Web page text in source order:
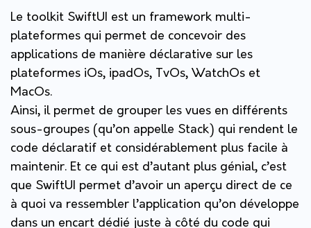
Le toolkit SwiftUI est un framework multi-
plateformes qui permet de concevoir des
applications de manière déclarative sur les
plateformes iOs, ipadOs, TvOs, WatchOs et
MacOs.
Ainsi, il permet de grouper les vues en différents
sous-groupes (qu’on appelle Stack) qui rendent le
code déclaratif et considérablement plus facile à
maintenir. Et ce qui est d’autant plus génial, c’est
que SwiftUI permet d’avoir un aperçu direct de ce
à quoi va ressembler l’application qu’on développe
dans un encart dédié juste à côté du code qui